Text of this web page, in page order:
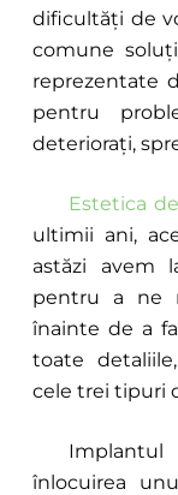
dificultăți de
comune
reprezentate
pentru
deteriorați,
Estetica
ultimii ani,
astăzi avem
pentru a ne
înainte de a
toate
cele trei tipuri
înlocuirea